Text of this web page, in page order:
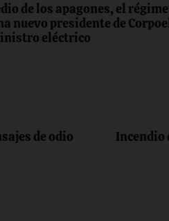
de los apagones, el
nuevo presidente de
eléctrico
de odio
Incendio